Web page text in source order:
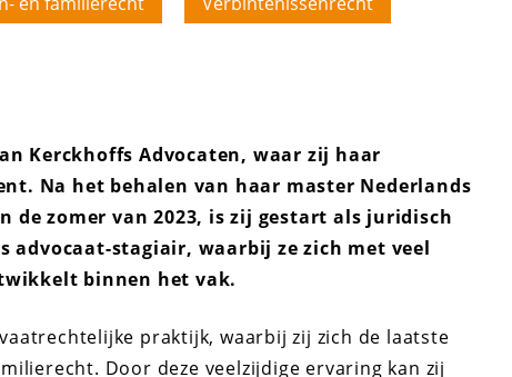
Kerckhoffs Advocaten, waar zij haar
Na het behalen van haar master Nederlands
de zomer van 2023, is zij gestart als juridisch
advocaat-stagiair, waarbij ze zich met veel
binnen het vak.
praktijk, waarbij zij zich de laatste
Door deze veelzijdige ervaring kan zij